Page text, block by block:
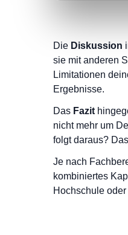
Die Diskussion
sie mit anderen
Limitationen
Ergebnisse.
Das Fazit
nicht mehr um
folgt daraus?
Je nach
kombiniertes
Hochschule